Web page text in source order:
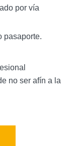
por vía
pasaporte.
no ser afín a la